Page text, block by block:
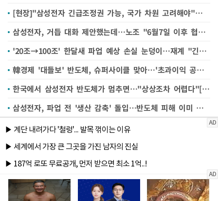
[현장]"삼성전자 긴급조정권 가능, 국가 차원 고려해야"…전문가들, 파업 자제 촉구
삼성전자, 거듭 대화 제안했는데…노조 "6월7일 이후 협의할 것" 파업 강행 수순
'20조→100조' 한달새 파업 예상 손실 눈덩이…재계 "긴급조정 불가피, 서둘러야"
韓경제 '대들보' 반도체, 슈퍼사이클 맞아…'초과이익 공유' 논쟁 불붙어 [한국에 무슨 일이②]
한국에서 삼성전자 반도체가 멈추면…"상상조차 어렵다"[한국에 무슨 일이①]
삼성전자, 파업 전 '생산 감축' 돌입…반도체 피해 이미 시작